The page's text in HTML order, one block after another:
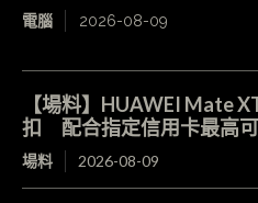
電腦 2026-08-09
【場料】HUAWEI Mate
扣 配合指定信用卡最高
場料 2026-08-09